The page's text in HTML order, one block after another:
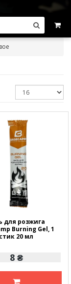
для розжига
Burning Gel, 1
стик 20 мл
8 ₴